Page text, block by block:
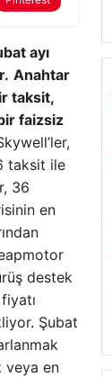
ayı
Anahtar
taksit,
faizsiz
taksit ile
36
en
destek
Şubat
veya en